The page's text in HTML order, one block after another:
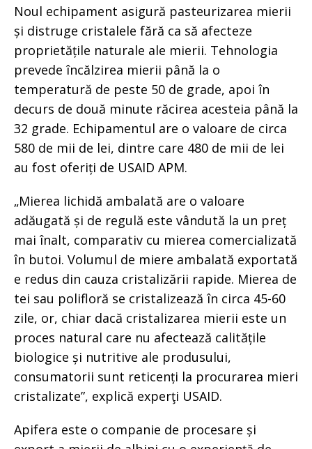
Noul echipament asigură pasteurizarea mierii
și distruge cristalele fără ca să afecteze
proprietățile naturale ale mierii. Tehnologia
prevede încălzirea mierii până la o
temperatură de peste 50 de grade, apoi în
decurs de două minute răcirea acesteia până la
32 grade. Echipamentul are o valoare de circa
580 de mii de lei, dintre care 480 de mii de lei
au fost oferiți de USAID APM.
„Mierea lichidă ambalată are o valoare
adăugată și de regulă este vândută la un preț
mai înalt, comparativ cu mierea comercializată
în butoi. Volumul de miere ambalată exportată
e redus din cauza cristalizării rapide. Mierea de
tei sau polifloră se cristalizează în circa 45-60
zile, or, chiar dacă cristalizarea mierii este un
proces natural care nu afectează calitățile
biologice și nutritive ale produsului,
consumatorii sunt reticenți la procurarea mieri
cristalizate”, explică experţi USAID.
Apifera este o companie de procesare și